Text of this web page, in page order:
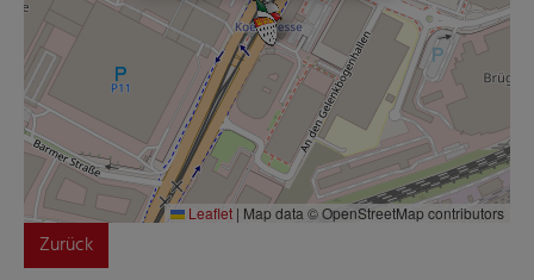
Leaflet | Map data © OpenStreetMap contributors
Zurück